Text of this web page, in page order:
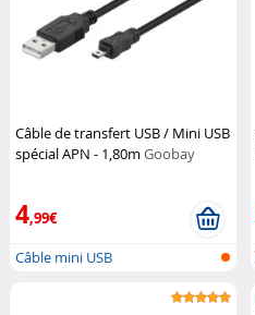
Câble de transfert USB / Mini USB
spécial APN - 1,80m Goobay
4,99€
Câble mini USB